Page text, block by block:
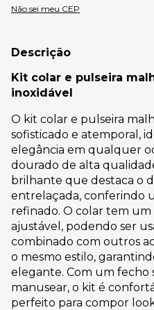
Não sei meu CEP
Descrição
Kit colar e pulseira
inoxidável
O kit colar e pulseira
sofisticado e atemporal,
elegância em qualquer
dourado de alta
brilhante que destaca o
entrelaçada, conferindo
refinado. O colar tem
ajustável, podendo ser
combinado com outros
o mesmo estilo,
elegante. Com um fecho
manusear, o kit é
perfeito para compor